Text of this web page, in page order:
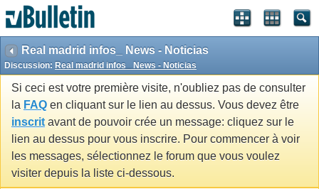
Real madrid infos_ News - Noticias
Discussion: Real madrid infos_ News - Noticias
Si ceci est votre première visite, n'oubliez pas de consulter
la FAQ en cliquant sur le lien au dessus. Vous devez être
inscrit avant de pouvoir crée un message: cliquez sur le
lien au dessus pour vous inscrire. Pour commencer à voir
les messages, sélectionnez le forum que vous voulez
visiter depuis la liste ci-dessous.